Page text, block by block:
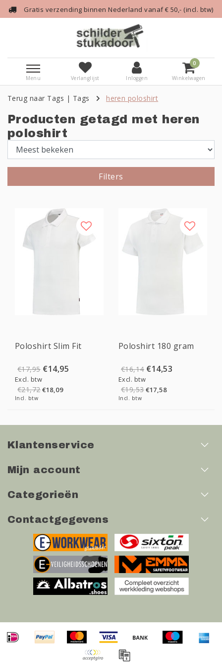
Gratis verzending binnen Nederland vanaf € 50,- (incl. btw)
Menu Verlanglijst Inloggen
0
Winkelwagen
Terug naar Tags | Tags heren poloshirt
Producten getagd met heren
poloshirt
Filters
Poloshirt Slim Fit
€17,95 €14,95
Excl. btw
€21,72€18,09
Incl. btw
Poloshirt 180 gram
€16,14 €14,53
Excl. btw
€19,53€17,58
Incl. btw
Klantenservice
Mijn account
Categorieën
Contactgegevens